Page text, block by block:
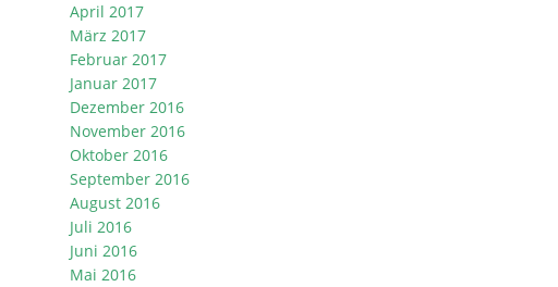
April 2017
März 2017
Februar 2017
Januar 2017
Dezember 2016
November 2016
Oktober 2016
September 2016
August 2016
Juli 2016
Juni 2016
Mai 2016